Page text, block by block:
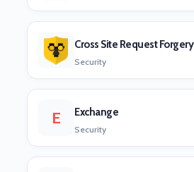
Cross Site Request Forgery
Security
E Exchange
Security